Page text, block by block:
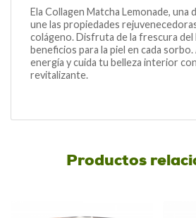
Ela Collagen Matcha Lemonade, una
une las propiedades
colágeno. Disfruta de la frescura
beneficios para la piel en cada sorbo.
energía y cuida tu belleza interior
revitalizante.
Productos